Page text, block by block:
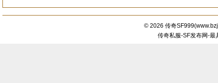
© 2026 传奇SF999(
传奇私服-SF发布网-最